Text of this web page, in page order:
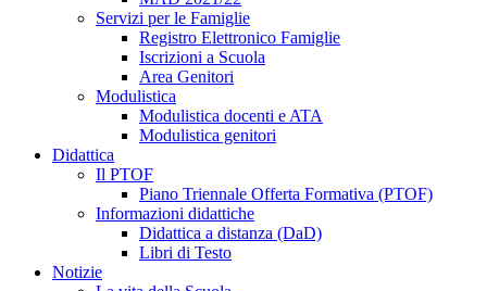
Servizi per le Famiglie
Registro Elettronico Famiglie
Iscrizioni a Scuola
Area Genitori
Modulistica
Modulistica docenti e ATA
Modulistica genitori
Didattica
Il PTOF
Piano Triennale Offerta Formativa (PTOF)
Informazioni didattiche
Didattica a distanza (DaD)
Libri di Testo
Notizie